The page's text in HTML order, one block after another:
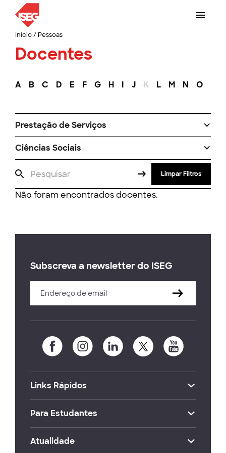
Início/ Pessoas
Docentes
A B C D E F G H I J K L M N O
Prestação de Serviços
Ciências Sociais
Limpar Filtros
Não foram encontrados docentes.
Subscreva a newsletter do ISEG
Links Rápidos
Para Estudantes
Atualidade